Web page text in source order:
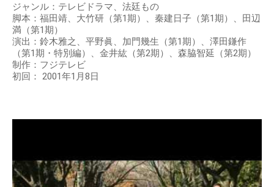
ジャンル：テレビドラマ、法廷もの
脚本：福田靖、大竹研（第1期）、秦建日子（第1期）、田辺
満（第1期）
演出：鈴木雅之、平野眞、加門幾生（第1期）、澤田鎌作
（第1期・特別編）、金井紘（第2期）、森脇智延（第2期）
制作：フジテレビ
初回： 2001年1月8日